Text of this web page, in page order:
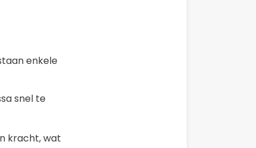
enkele
snel te
kracht, wat